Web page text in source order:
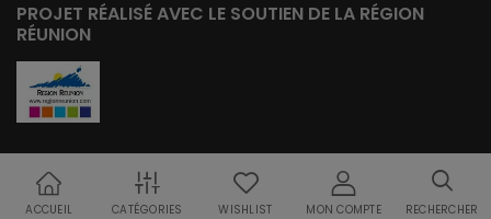
PROJET RÉALISÉ AVEC LE SOUTIEN DE LA RÉGION
RÉUNION
ACCUEIL CATÉGORIES WISHLIST MON COMPTE RECHERCHER